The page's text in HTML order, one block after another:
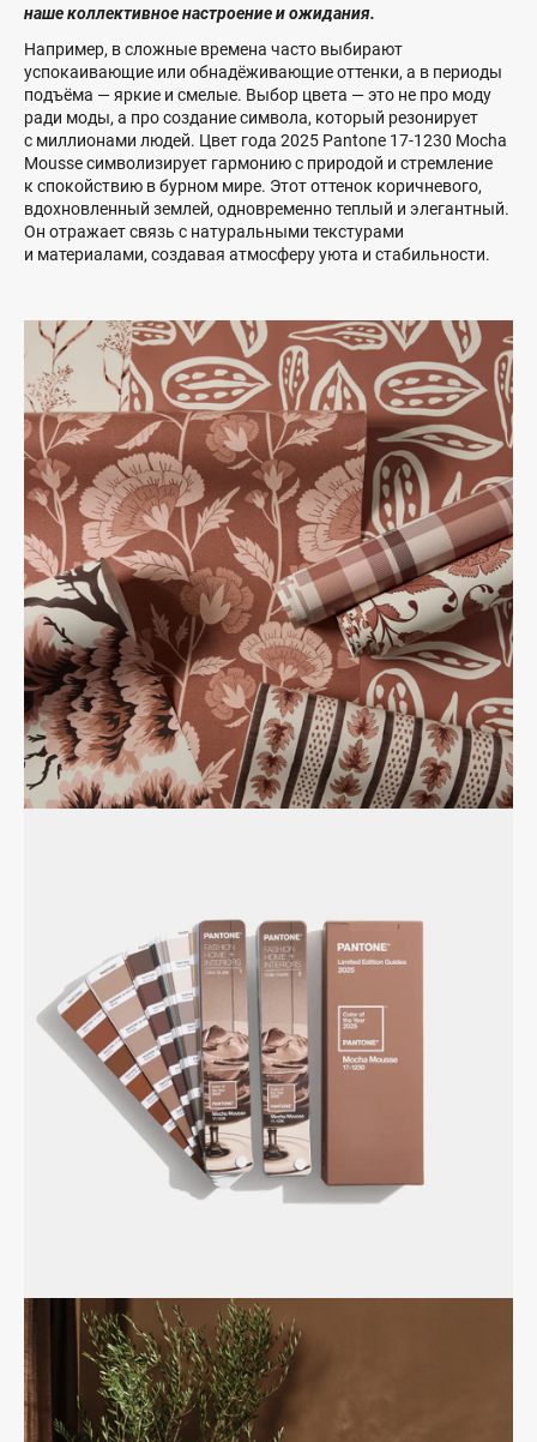
наше коллективное настроение и ожидания.
Например, в сложные времена часто выбирают
успокаивающие или обнадёживающие оттенки, а в периоды
подъёма — яркие и смелые. Выбор цвета — это не про моду
ради моды, а про создание символа, который резонирует
с миллионами людей. Цвет года 2025 Pantone 17-1230 Mocha
Mousse символизирует гармонию с природой и стремление
к спокойствию в бурном мире. Этот оттенок коричневого,
вдохновленный землей, одновременно теплый и элегантный.
Он отражает связь с натуральными текстурами
и материалами, создавая атмосферу уюта и стабильности.